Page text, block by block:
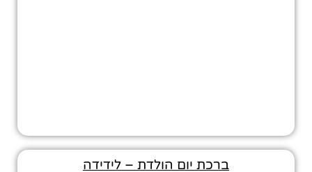
ברכת יום הולדת – לידידה